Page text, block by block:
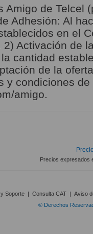
Amigo de Telcel
Adhesión: Al
en el
Activación de
cantidad
de la
y condiciones
amigo.
Precios expresados
Soporte | Consulta CAT | Aviso
© Derechos